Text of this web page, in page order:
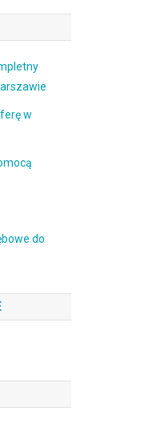
w
do